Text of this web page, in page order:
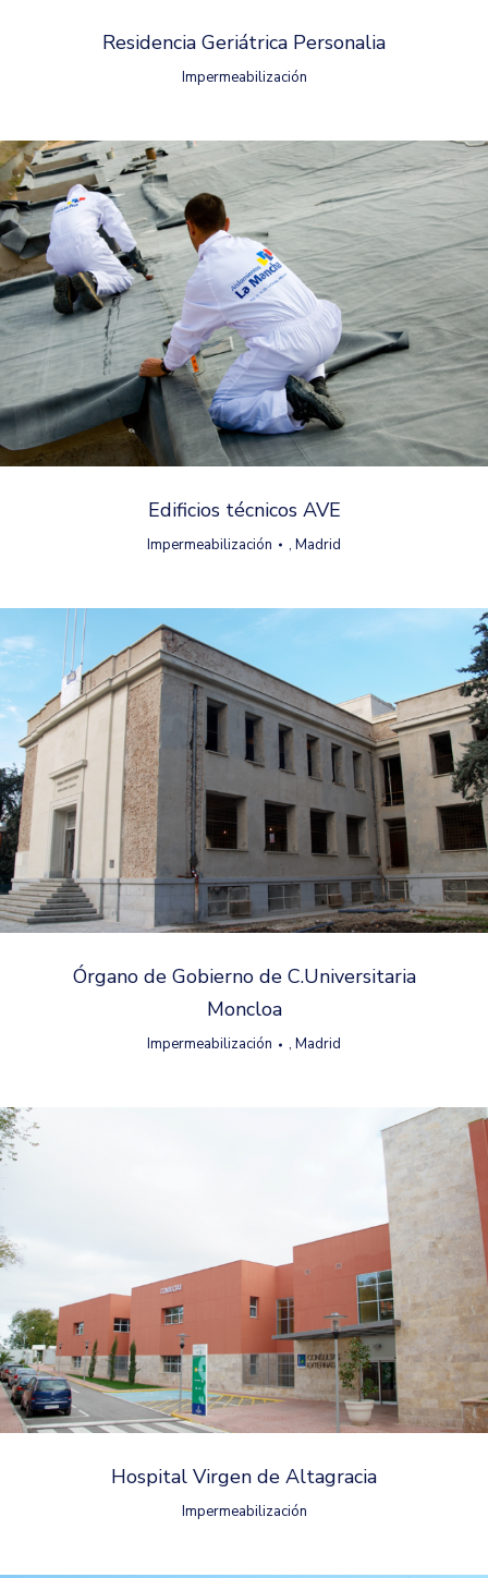
Residencia Geriátrica Personalia
Impermeabilización
Edificios técnicos AVE
Impermeabilización , Madrid
Órgano de Gobierno de C.Universitaria
Moncloa
Impermeabilización , Madrid
Hospital Virgen de Altagracia
Impermeabilización